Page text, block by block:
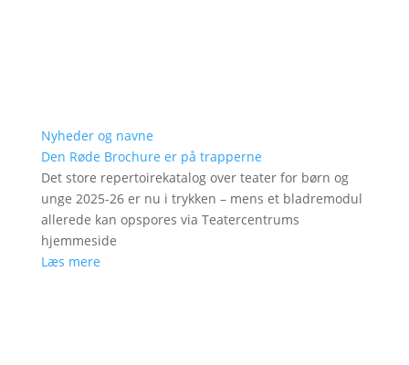
Nyheder og navne
Den Røde Brochure er på trapperne
Det store repertoirekatalog over teater for børn og
unge 2025-26 er nu i trykken – mens et bladremodul
allerede kan opspores via Teatercentrums
hjemmeside
Læs mere